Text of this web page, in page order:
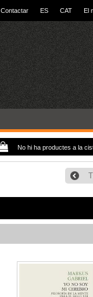
Contactar ES CAT El
No hi ha productes a la